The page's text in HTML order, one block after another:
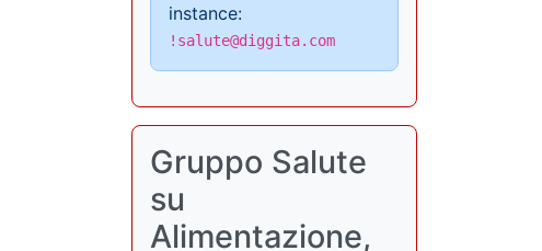
instance:
!salute@diggita.com
Gruppo Salute
su
Alimentazione,